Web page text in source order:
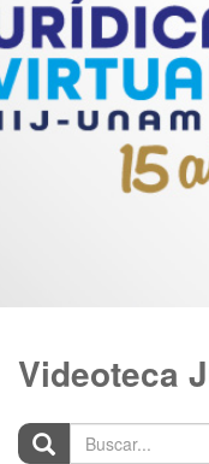
Videoteca
Buscar...